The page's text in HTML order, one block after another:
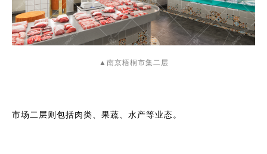
▲南京梧桐市集二层
市场二层则包括肉类、果蔬、水产等业态。